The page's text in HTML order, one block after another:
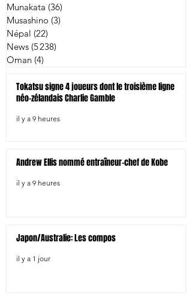
Munakata (36)
Musashino (3)
Népal (22)
News (5 238)
Oman (4)
Tokatsu signe 4 joueurs dont le troisième ligne
néo-zélandais Charlie Gamble
il y a 9 heures
Andrew Ellis nommé entraîneur-chef de Kobe
il y a 9 heures
Japon/Australie: Les compos
il y a 1 jour